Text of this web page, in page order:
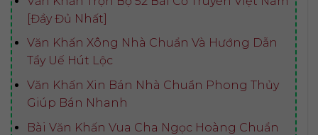
[Đầy Đủ Nhất]
Văn Khấn Xông Nhà Chuẩn Và Hướng Dẫn
Tẩy Uế Hút Lộc
Văn Khấn Xin Bán Nhà Chuẩn Phong Thủy
Giúp Bán Nhanh
Bài Văn Khấn Vua Cha Ngọc Hoàng Chuẩn